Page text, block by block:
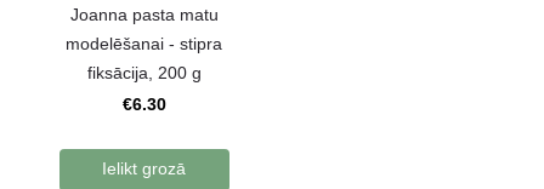
Joanna pasta matu
modelēšanai - stipra
fiksācija, 200 g
€6.30
Ielikt grozā